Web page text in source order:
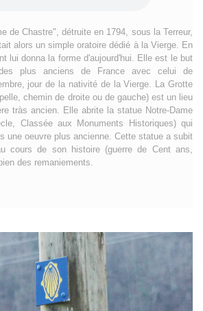
de Chastre", détruite en 1794, sous la Terreur,
alors un simple oratoire dédié à la Vierge. En
lui donna la forme d'aujourd'hui. Elle est le but
plus anciens de France avec celui de
jour de la nativité de la Vierge. La Grotte
chemin de droite ou de gauche) est un lieu
tràs ancien. Elle abrite la statue Notre-Dame
Classée aux Monuments Historiques) qui
une oeuvre plus ancienne. Cette statue a subit
cours de son histoire (guerre de Cent ans,
des remaniements.